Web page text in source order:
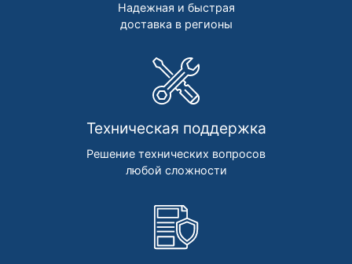
Надежная и быстрая
доставка в регионы
Техническая поддержка
Решение технических вопросов
любой сложности